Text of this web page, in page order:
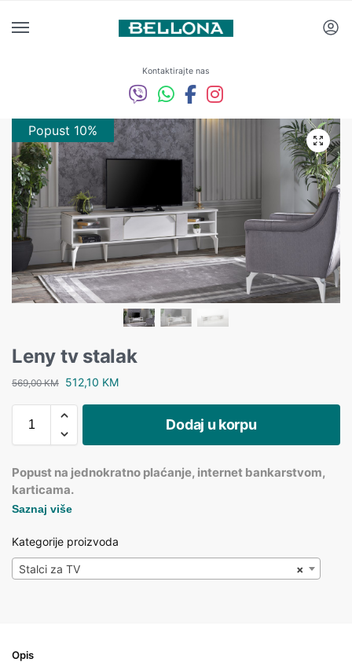
Kontaktirajte nas
Popust 10%
Leny tv stalak
569,00KM 512,10 KM
Dodaj u korpu
Popust na jednokratno plaćanje, internet bankarstvom,
karticama.
Saznaj više
Kategorije proizvoda
×
Stalci za TV
Opis